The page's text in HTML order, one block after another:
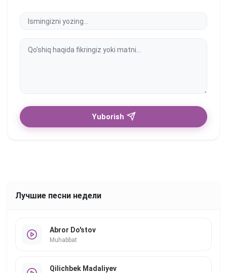
Yuborish
Лучшие песни недели
Abror Do'stov
Muhabbat
Qilichbek Madaliyev